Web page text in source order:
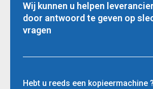
Wij kunnen u helpen
door antwoord te geven op
vragen
Hebt u reeds een kopieermachine ?